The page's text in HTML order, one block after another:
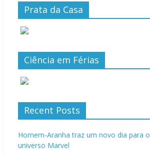
Prata da Casa
Ciência em Férias
Recent Posts
Homem-Aranha traz um novo dia para o
universo Marvel